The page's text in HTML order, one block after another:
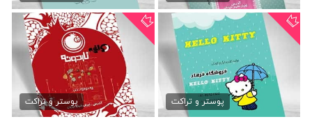
دانلود تراکت لایه باز پوشاک
79,000 تومان پوستر و تراکت
دانلود تراکت لایه باز کافه
79,000 تومان پوستر و تراکت